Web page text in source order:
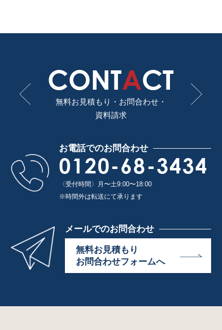
CONTACT
無料お見積もり・お問合わせ・
資料請求
お電話でのお問合わせ
0120-68-3434
〈受付時間〉月〜土9:00〜18:00
※時間外は転送にて承ります
メールでのお問合わせ
無料お見積もり
お問合わせフォームへ